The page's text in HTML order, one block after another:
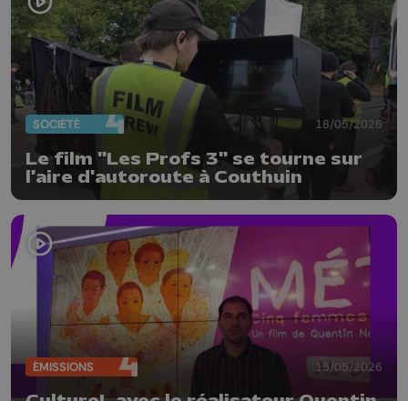
SOCIÉTÉ 18/05/2026
Le film "Les Profs 3" se tourne sur
l'aire d'autoroute à Couthuin
ÉMISSIONS 15/05/2026